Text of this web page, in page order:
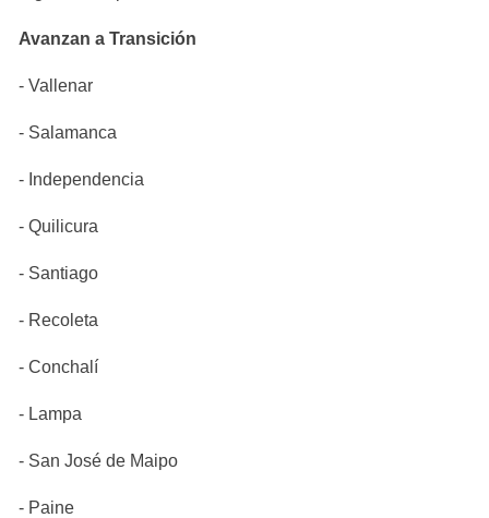
Avanzan a Transición
- Vallenar
- Salamanca
- Independencia
- Quilicura
- Santiago
- Recoleta
- Conchalí
- Lampa
- San José de Maipo
- Paine